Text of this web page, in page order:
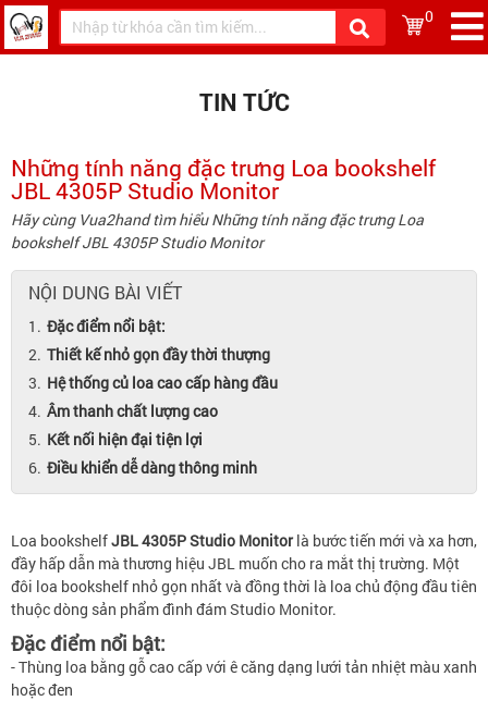
0
TIN TỨC
Những tính năng đặc trưng Loa bookshelf
JBL 4305P Studio Monitor
Hãy cùng Vua2hand tìm hiểu Những tính năng đặc trưng Loa
bookshelf JBL 4305P Studio Monitor
NỘI DUNG BÀI VIẾT
Đặc điểm nổi bật:
Thiết kế nhỏ gọn đầy thời thượng
Hệ thống củ loa cao cấp hàng đầu
Âm thanh chất lượng cao
Kết nối hiện đại tiện lợi
Điều khiển dễ dàng thông minh
Loa bookshelfJBL 4305P Studio Monitorlà bước tiến mới và xa hơn,
đầy hấp dẫn mà thương hiệu JBL muốn cho ra mắt thị trường. Một
đôi loa bookshelf nhỏ gọn nhất và đồng thời là loa chủ động đầu tiên
thuộc dòng sản phẩm đình đám Studio Monitor.
Đặc điểm nổi bật:
- Thùng loa bằng gỗ cao cấp với ê căng dạng lưới tản nhiệt màu xanh
hoặc đen